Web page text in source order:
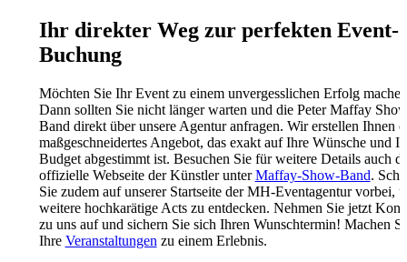
Ihr direkter Weg zur perfekten Event-
Buchung
Möchten Sie Ihr Event zu einem unvergesslichen Erfolg
Dann sollten Sie nicht länger warten und die Peter Maffay
Band direkt über unsere Agentur anfragen. Wir erstellen Ihnen
maßgeschneidertes Angebot, das exakt auf Ihre Wünsche und
Budget abgestimmt ist. Besuchen Sie für weitere Details auch
offizielle Webseite der Künstler unterMaffay-Show-Band.
Sie zudem auf unserer Startseite der MH-Eventagentur vorbei,
weitere hochkarätige Acts zu entdecken. Nehmen Sie jetzt
zu uns auf und sichern Sie sich Ihren Wunschtermin! Machen
Ihre Veranstaltungen zu einem Erlebnis.